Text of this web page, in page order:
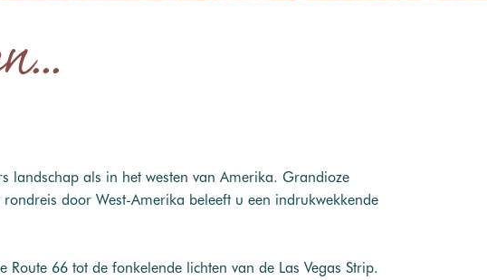
landschap als in het westen van Amerika. Grandioze
door West-Amerika beleeft u een indrukwekkende
66 tot de fonkelende lichten van de Las Vegas Strip.